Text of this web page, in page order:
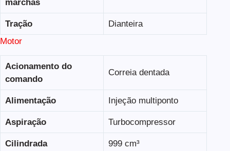
marchas
Tração
Dianteira
Motor
Acionamento do
comando
Correia dentada
Alimentação Injeção multiponto
Aspiração Turbocompressor
Cilindrada 999 cm³